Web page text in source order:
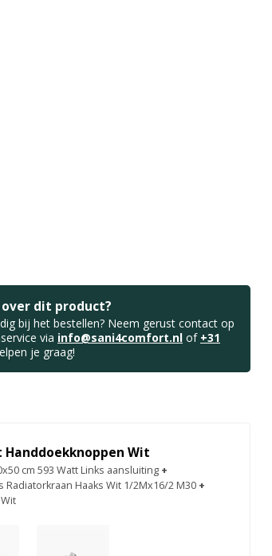
dit product?
bij het bestellen? Neem gerust contact op
via info@sani4comfort.nl of +31
je graag!
Wit
cm 593 Watt Links aansluiting +
Haaks Wit 1/2Mx16/2 M30 +